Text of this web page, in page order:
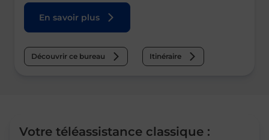
En savoir plus
Découvrir ce bureau Itinéraire
Votre téléassistance classique :